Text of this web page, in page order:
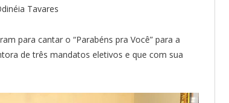
Tavares
para cantar o “Parabéns pra Você” para a
de três mandatos eletivos e que com sua